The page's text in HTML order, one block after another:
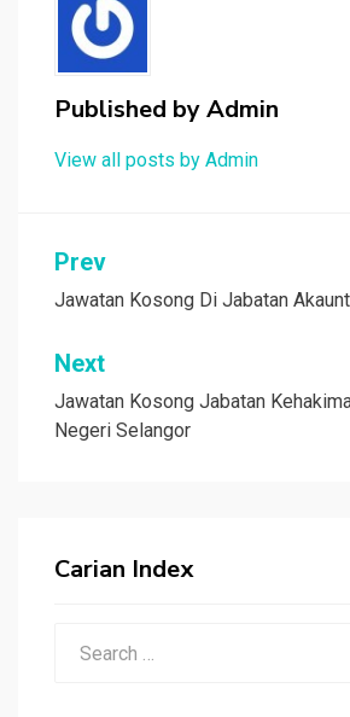
Published byAdmin
View all posts by Admin
Post
navigation
Prev
Jawatan Kosong Di Jabatan
Next
Jawatan Kosong Jabatan
Negeri Selangor
Carian Index